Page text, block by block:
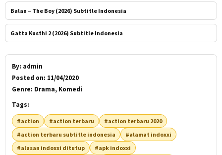
Balan – The Boy (2026) Subtitle Indonesia
Gatta Kusthi 2 (2026) Subtitle Indonesia
By: admin
Posted on: 11/04/2020
Genre: Drama, Komedi
Tags:
#action #action terbaru
#action terbaru 2020
#action terbaru subtitle indonesia
#alamat indoxxi
#alasan indoxxi ditutup
#apk indoxxi